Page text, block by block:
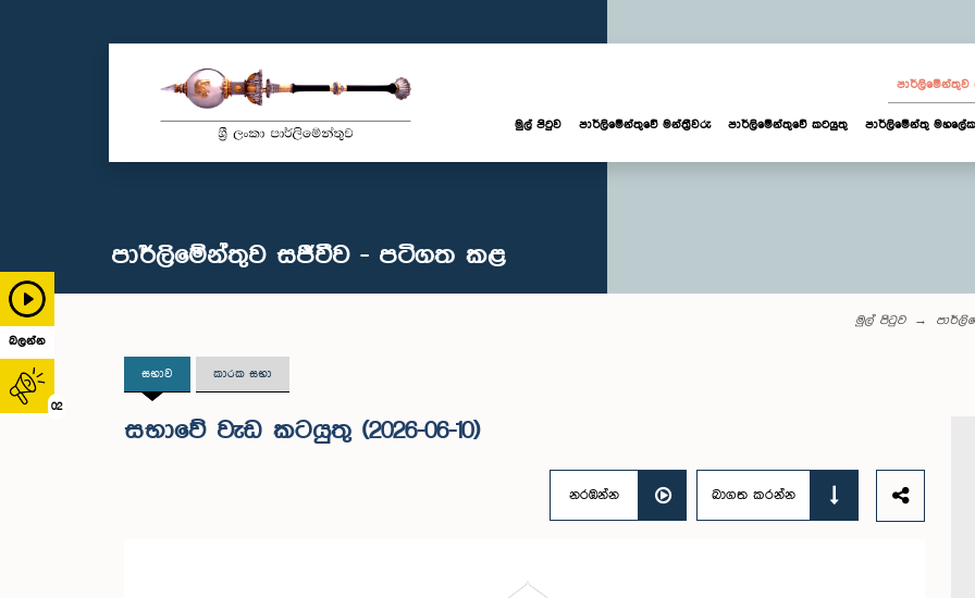
බලන්න
02
පාර්ලි‌මේන්තුව
මුල් පිටුව පාර්ලි‌මේන්තුවේ මන්ත්‍රීවරු පාර්ලිමේන්තුවේ කටයුතු පාර්ලිමේන්තු
පාර්ලිමේන්තුව සජීවීව - පටිගත කළ
මුල් පිටුව
සභාව කාරක සභා
සභාවේ වැඩ කටයුතු (2026-06-10)
නරඹන්න බාගත කරන්න